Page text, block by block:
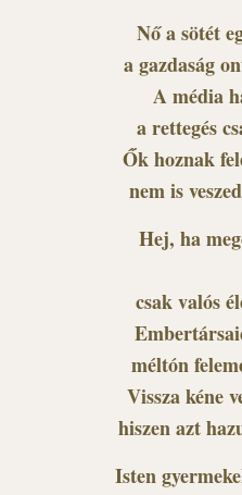
Nő a sötét
a gazdaság
A média
a rettegés
Ők hoznak
nem is
Hej, ha
csak valós
méltón
Vissza kéne
hiszen azt
Isten